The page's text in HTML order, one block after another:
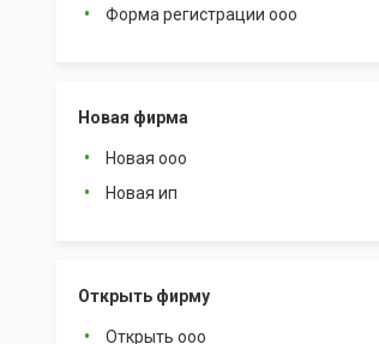
Форма регистрации ооо
Новая фирма
Новая ооо
Новая ип
Открыть фирму
Открыть ооо